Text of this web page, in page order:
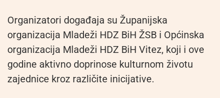
Organizatori događaja su Županijska
organizacija Mladeži HDZ BiH ŽSB i Općinska
organizacija Mladeži HDZ BiH Vitez, koji i ove
godine aktivno doprinose kulturnom životu
zajednice kroz različite inicijative.